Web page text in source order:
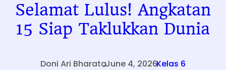
Selamat Lulus! Angkatan
15 Siap Taklukkan Dunia
Doni Ari Bharata
,June 4, 2026
.Kelas 6